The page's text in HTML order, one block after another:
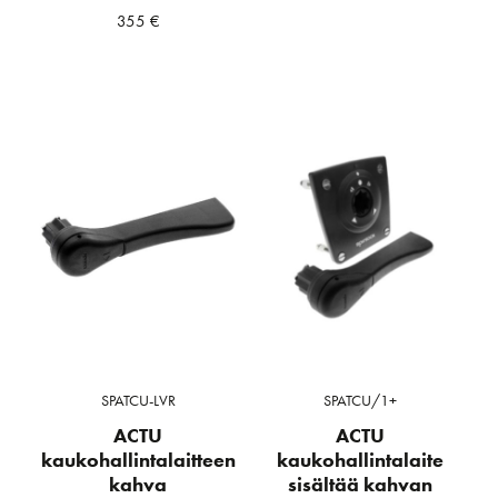
355 €
SPATCU-LVR
ACTU
kaukohallintalaitteen
kahva
SPATCU/1+
ACTU
kaukohallintalaite
sisältää kahvan